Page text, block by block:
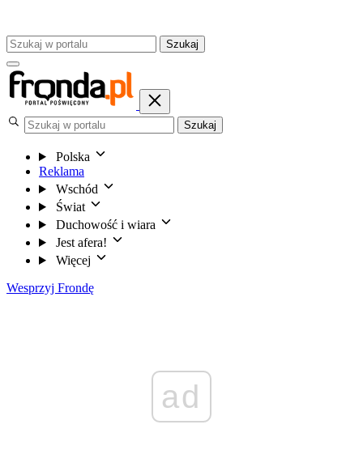
Szukaj
Szukaj
Polska
Reklama
Wschód
Świat
Duchowość i wiara
Jest afera!
Więcej
Wesprzyj Frondę
ad